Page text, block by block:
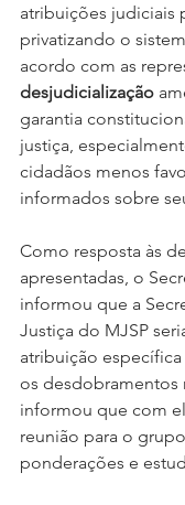
atribuições judiciais
privatizando o
acordo com as
desjudicialização
garantia
justiça,
cidadãos menos
informados sobre
Como resposta às
apresentadas, o
informou que a
Justiça do MJSP
atribuição
os desdobramentos
informou que com
reunião para o
ponderações e